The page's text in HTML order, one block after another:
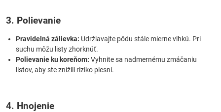
3. Polievanie
Pravidelná zálievka: Udržiavajte pôdu stále mierne vlhkú. Pri
suchu môžu listy zhorknúť.
Polievanie ku koreňom: Vyhnite sa nadmernému zmáčaniu
listov, aby ste znížili riziko plesní.
4. Hnojenie